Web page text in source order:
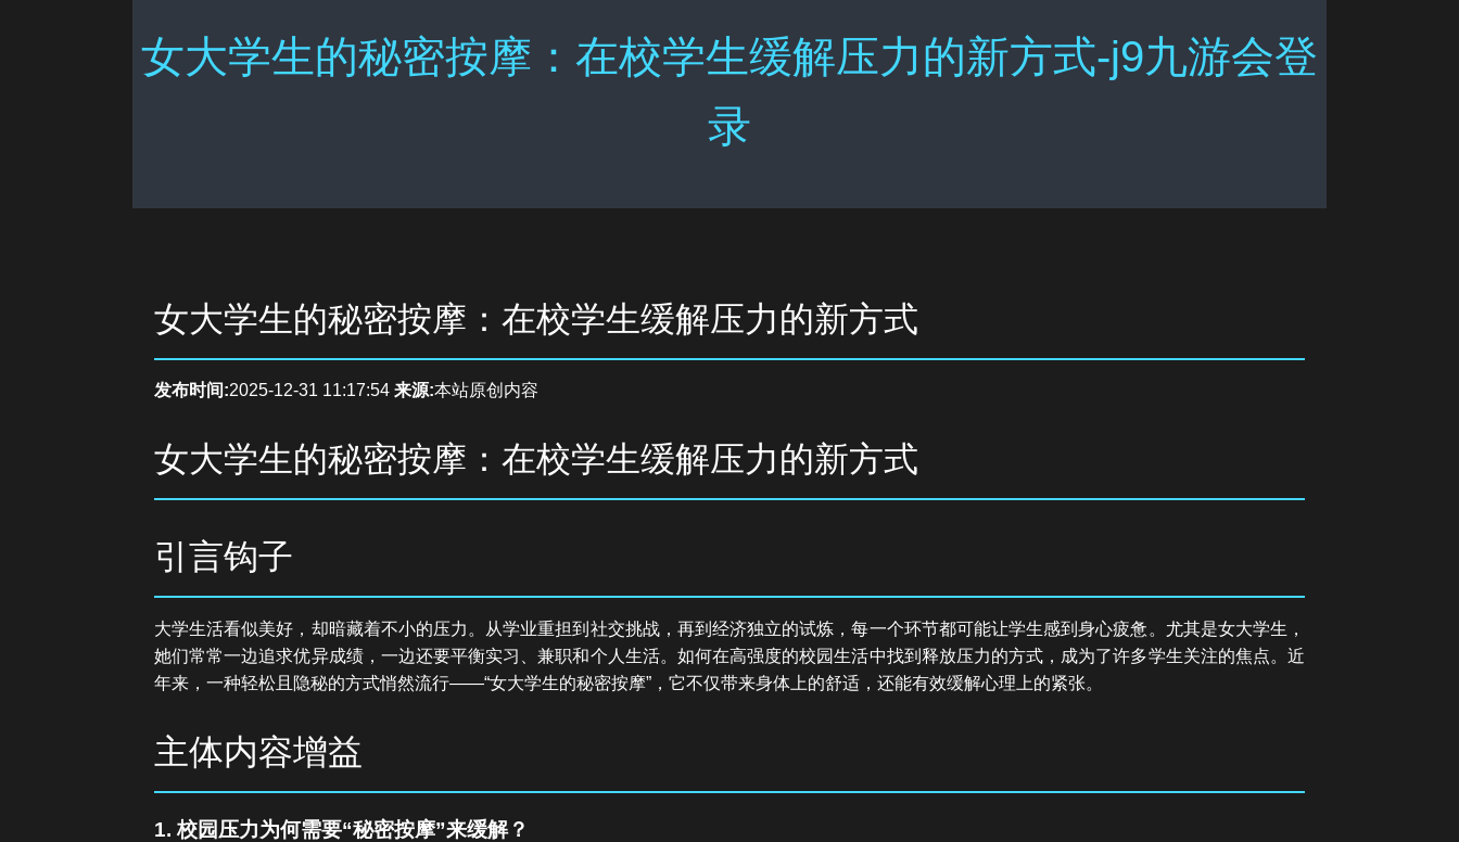
女大学生的秘密按摩：在校学生缓解压力的新方式-j9九游会登
录
女大学生的秘密按摩：在校学生缓解压力的新方式
发布时间:2025-12-31 11:17:54 来源:本站原创内容
女大学生的秘密按摩：在校学生缓解压力的新方式
引言钩子
大学生活看似美好，却暗藏着不小的压力。从学业重担到社交挑战，再到经济独立的试炼，每一个环节都可能让学生感到身心疲惫。尤其是女大学生，
她们常常一边追求优异成绩，一边还要平衡实习、兼职和个人生活。如何在高强度的校园生活中找到释放压力的方式，成为了许多学生关注的焦点。近
年来，一种轻松且隐秘的方式悄然流行——“女大学生的秘密按摩”，它不仅带来身体上的舒适，还能有效缓解心理上的紧张。
主体内容增益
1. 校园压力为何需要“秘密按摩”来缓解？